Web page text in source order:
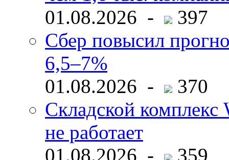
01.08.2026 -
397
Сбер повысил
6,5–7%
01.08.2026 -
370
Складской комплекс
не работает
01.08.2026 -
359